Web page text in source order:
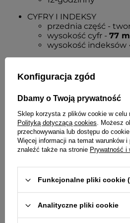
CYFRY I INDEKSY
przednia część -
wysokość cyfr - 77
wysokość indeksów
aluminiowe
kolor zielono-czarny
czerwonym
długość wskazówki
długość wskazówki
średnica
minutową - 300 mm
NEOBRITE
podświetlające je w
MECHANIZM
ZASILANIE
Konfiguracja zgód
Dbamy o Twoją prywatność
Sklep korzysta z plików cookie w celu
Polityką dotyczącą cookies. Możesz
przechowywania lub dostępu do
Więcej informacji na temat warunków
znaleźć także na stronie Prywatność i
Funkcjonalne pliki cookie
Analityczne pliki cookie